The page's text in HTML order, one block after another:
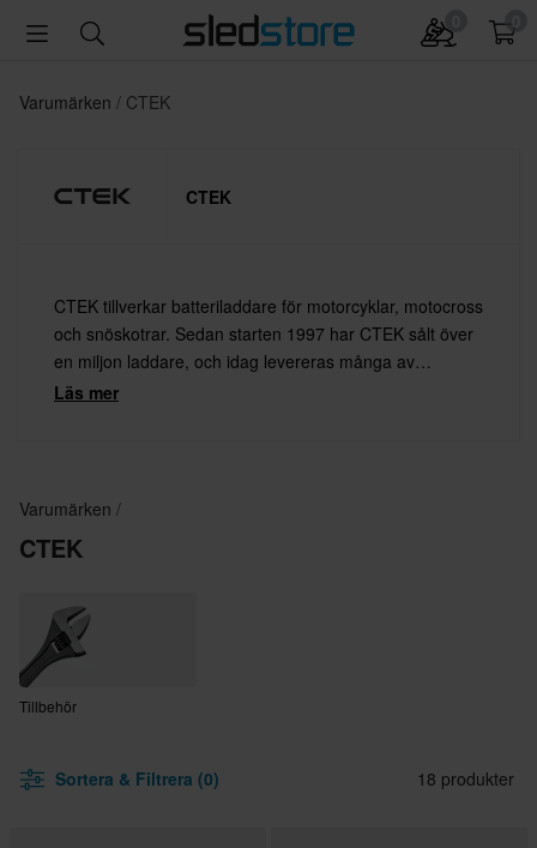
Varumärken CTEK
CTEK
CTEK tillverkar batteriladdare för motorcyklar, motocross
och snöskotrar. Sedan starten 1997 har CTEK sålt över
en miljon laddare, och idag levereras många av
världens mest prestigefyllda motorcykelmärken med
Läs mer
Varumärken
CTEK
Tillbehör
Sortera & Filtrera (0) 18 produkter